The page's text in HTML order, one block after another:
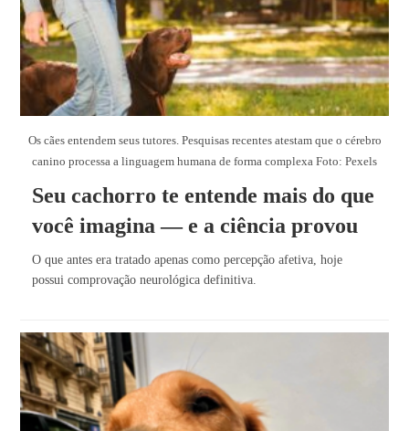
Os cães entendem seus tutores. Pesquisas recentes atestam que o cérebro
canino processa a linguagem humana de forma complexa Foto: Pexels
Seu cachorro te entende mais do que
você imagina — e a ciência provou
O que antes era tratado apenas como percepção afetiva, hoje
possui comprovação neurológica definitiva.